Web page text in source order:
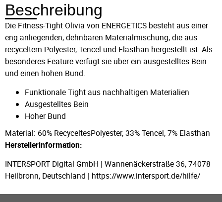
Beschreibung
Die Fitness-Tight Olivia von ENERGETICS besteht aus einer
eng anliegenden, dehnbaren Materialmischung, die aus
recyceltem Polyester, Tencel und Elasthan hergestellt ist. Als
besonderes Feature verfügt sie über ein ausgestelltes Bein
und einen hohen Bund.
Funktionale Tight aus nachhaltigen Materialien
Ausgestelltes Bein
Hoher Bund
Material: 60% RecyceltesPolyester, 33% Tencel, 7% Elasthan
Herstellerinformation:
INTERSPORT Digital GmbH | Wannenäckerstraße 36, 74078
Heilbronn, Deutschland | https://www.intersport.de/hilfe/